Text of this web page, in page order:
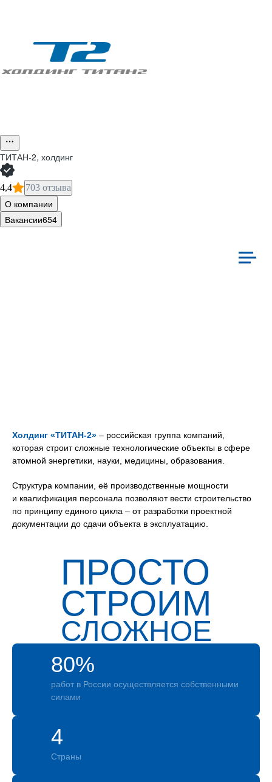
ТИТАН-2, холдинг
4,4 703 отзыва
О компании
Вакансии654
Холдинг «ТИТАН‑2» – российская группа компаний,
которая строит сложные технологические объекты в сфере
атомной энергетики, науки, медицины, образования.
Структура компании, её производственные мощности
и квалификация персонала позволяют вести строительство
по принципу единого цикла – от разработки проектной
документации до сдачи объекта в эксплуатацию.
ПРОСТО
СТРОИМ
СЛОЖНОЕ
80%
работ в России осуществляется собственными
силами
4
Страны